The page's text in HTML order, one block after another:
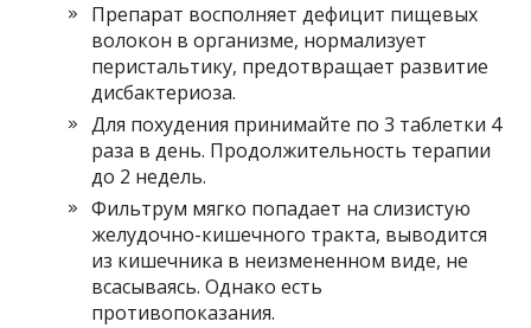
Препарат восполняет дефицит пищевых
волокон в организме, нормализует
перистальтику, предотвращает развитие
дисбактериоза.
Для похудения принимайте по 3 таблетки 4
раза в день. Продолжительность терапии
до 2 недель.
Фильтрум мягко попадает на слизистую
желудочно-кишечного тракта, выводится
из кишечника в неизмененном виде, не
всасываясь. Однако есть
противопоказания.